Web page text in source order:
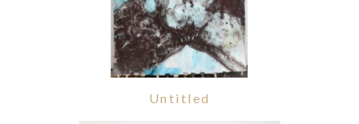
Untitled